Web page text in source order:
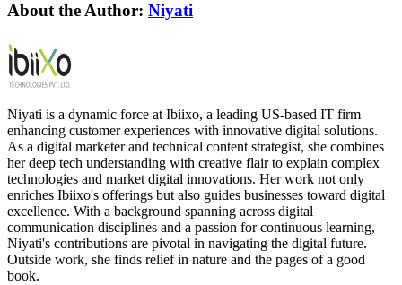
About the Author: Niyati
Niyati is a dynamic force at Ibiixo, a leading US-based IT firm
enhancing customer experiences with innovative digital solutions.
As a digital marketer and technical content strategist, she combines
her deep tech understanding with creative flair to explain complex
technologies and market digital innovations. Her work not only
enriches Ibiixo's offerings but also guides businesses toward digital
excellence. With a background spanning across digital
communication disciplines and a passion for continuous learning,
Niyati's contributions are pivotal in navigating the digital future.
Outside work, she finds relief in nature and the pages of a good
book.